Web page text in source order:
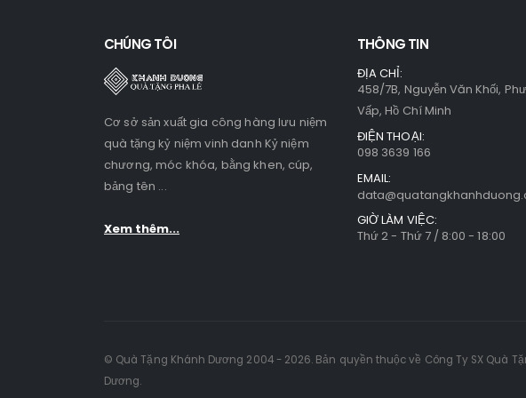
CHÚNG TÔI
Cơ sở sản xuất gia công hàng lưu niệm
quà tặng kỷ niệm vinh danh Kỷ niệm
chương, móc khóa, bằng khen, cúp,
bảng tên ...
Xem thêm...
THÔNG TIN
ĐỊA CHỈ:
458/7B, Nguyễn Văn Khối,
Vấp, Hồ Chí Minh
ĐIỆN THOẠI:
098 3639 166
EMAIL:
GIỜ LÀM VIỆC:
Thứ 2 - Thứ 7 / 8:00 - 18:00
© Quà Tặng Khánh Dương 2004 - 2026. Bản quyền thuộc về Công Ty SX Quà
Dương.